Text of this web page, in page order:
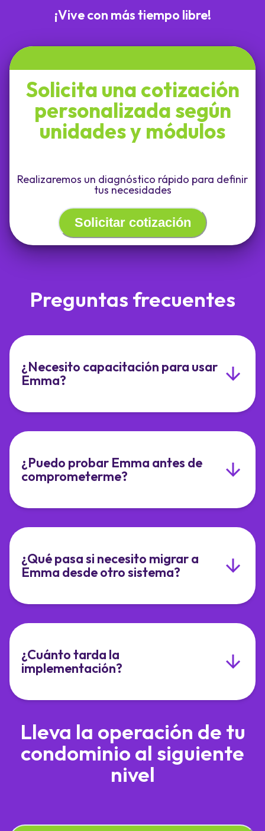
¡Vive con más tiempo libre!
Solicita una cotización
personalizada según
unidades y módulos
Realizaremos un diagnóstico rápido para definir
tus necesidades
Solicitar cotización
Preguntas frecuentes
¿Necesito capacitación para usar
Emma?
¿Puedo probar Emma antes de
comprometerme?
¿Qué pasa si necesito migrar a
Emma desde otro sistema?
¿Cuánto tarda la
implementación?
Lleva la operación de tu
condominio al siguiente
nivel